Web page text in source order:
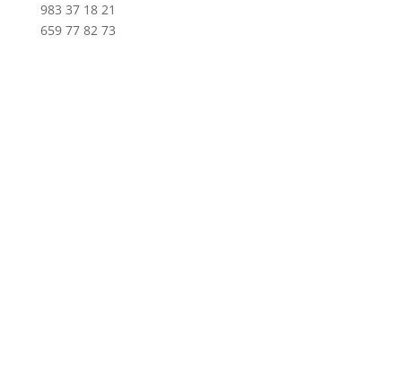
983 37 18 21
659 77 82 73